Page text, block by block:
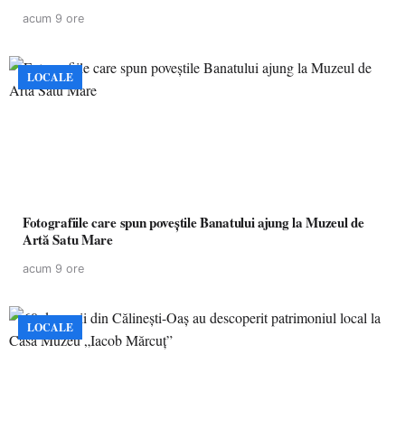
acum 9 ore
LOCALE
Fotografiile care spun poveștile Banatului ajung la Muzeul de
Artă Satu Mare
acum 9 ore
LOCALE